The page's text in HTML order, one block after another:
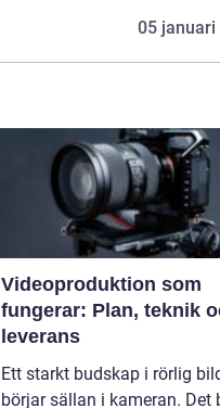
05 januari
Videoproduktion som
fungerar: Plan, teknik
leverans
Ett starkt budskap i rörlig
börjar sällan i kameran. Det